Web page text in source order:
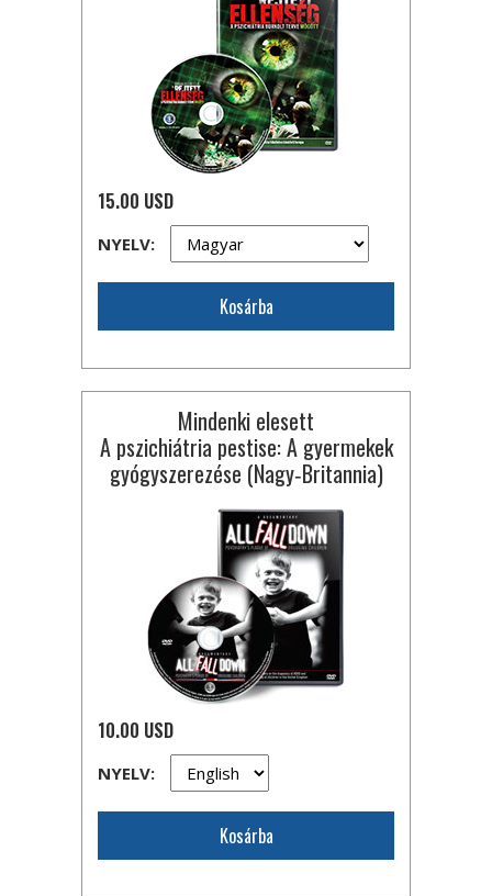
15.00 USD
NYELV:
Kosárba
Mindenki elesett
A pszichiátria pestise: A gyermekek
gyógyszerezése (Nagy‑Britannia)
10.00 USD
NYELV:
Kosárba